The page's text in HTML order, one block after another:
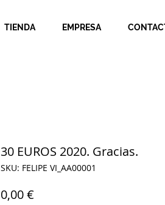
TIENDA EMPRESA
30 EUROS 2020. Gracias.
SKU: FELIPE VI_AA00001
0,00 €